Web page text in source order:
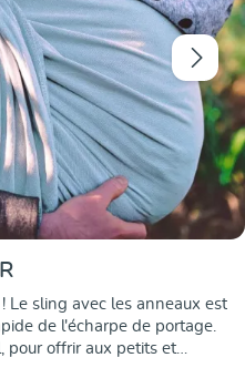
Le sling avec les anneaux est
de l'écharpe de portage.
pour offrir aux petits et